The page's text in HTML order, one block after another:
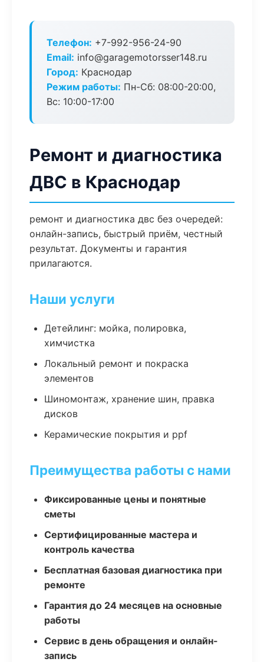
Телефон: +7-992-956-24-90
Email: info@garagemotorsser148.ru
Город: Краснодар
Режим работы: Пн-Сб: 08:00-20:00,
Вс: 10:00-17:00
Ремонт и диагностика
ДВС в Краснодар
ремонт и диагностика двс без очередей:
онлайн-запись, быстрый приём, честный
результат. Документы и гарантия
прилагаются.
Наши услуги
Детейлинг: мойка, полировка,
химчистка
Локальный ремонт и покраска
элементов
Шиномонтаж, хранение шин, правка
дисков
Керамические покрытия и ppf
Преимущества работы с нами
Фиксированные цены и понятные
сметы
Сертифицированные мастера и
контроль качества
Бесплатная базовая диагностика при
ремонте
Гарантия до 24 месяцев на основные
работы
Сервис в день обращения и онлайн-
запись